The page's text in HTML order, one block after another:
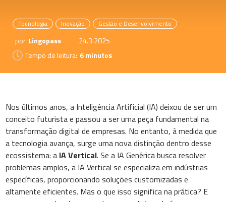
Tecnologia Inovação Gestão e Desenvolvimento
por Lingopass
24.3.2025
Tempo de leitura: 6 minutos
Nos últimos anos, a Inteligência Artificial (IA) deixou de ser um
conceito futurista e passou a ser uma peça fundamental na
transformação digital de empresas. No entanto, à medida que
a tecnologia avança, surge uma nova distinção dentro desse
ecossistema: a IA Vertical. Se a IA Genérica busca resolver
problemas amplos, a IA Vertical se especializa em indústrias
específicas, proporcionando soluções customizadas e
altamente eficientes. Mas o que isso significa na prática? E